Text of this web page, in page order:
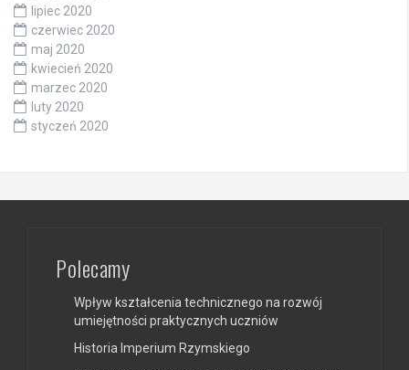
lipiec 2020
czerwiec 2020
maj 2020
kwiecień 2020
marzec 2020
luty 2020
styczeń 2020
Polecamy
Wpływ kształcenia technicznego na rozwój
umiejętności praktycznych uczniów
Historia Imperium Rzymskiego